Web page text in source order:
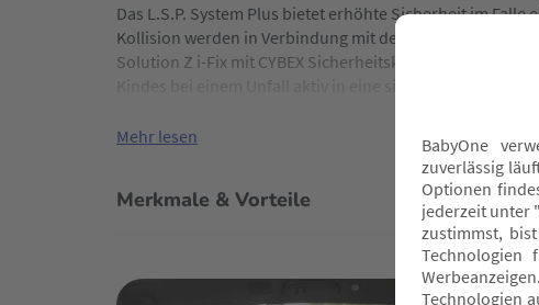
Das L.S.P. System Plus bietet erhöhte Sicherheit im
Kollision werden in Verbindung mit der
Solution Z i-Fix mit CYBEX Sicherheitskissen
Kindes bei einem Unfall aktiv in eine sichere Position.
Mehr lesen
Merkmale & Vorteile